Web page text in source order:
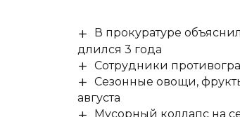
В прокуратуре
длился 3 года
Сотрудники
Сезонные овощи,
августа
Мусорный коллапс на